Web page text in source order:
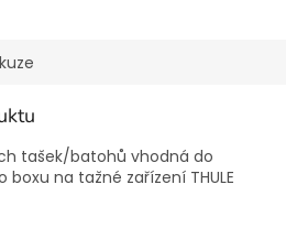
tašek/batohů vhodná do
na tažné zařízení THULE